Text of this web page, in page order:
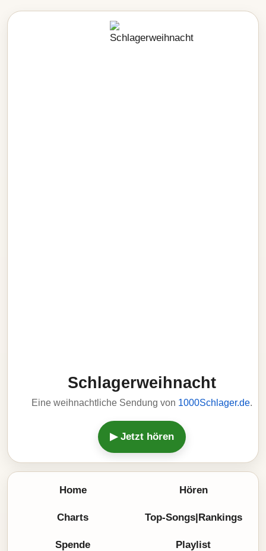
Schlagerweihnacht
Eine weihnachtliche Sendung von 1000Schlager.de.
▶ Jetzt hören
Home Hören
Charts Top-Songs|Rankings
Spende Playlist